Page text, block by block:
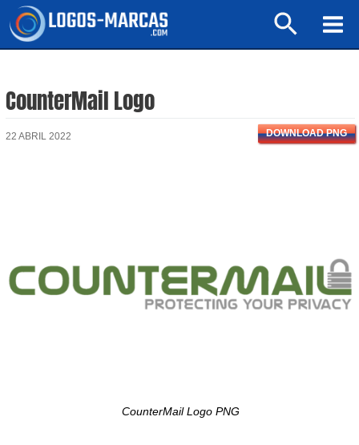
Buscar
CounterMail Logo
22 ABRIL 2022 DOWNLOAD PNG
CounterMail Logo PNG